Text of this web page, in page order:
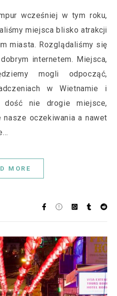
miejsca blisko atrakcji
miasta. Rozglądaliśmy się
internetem. Miejsca,
mogli odpocząć,
w Wietnamie i
dość nie drogie miejsce,
nasze oczekiwania a nawet
MORE